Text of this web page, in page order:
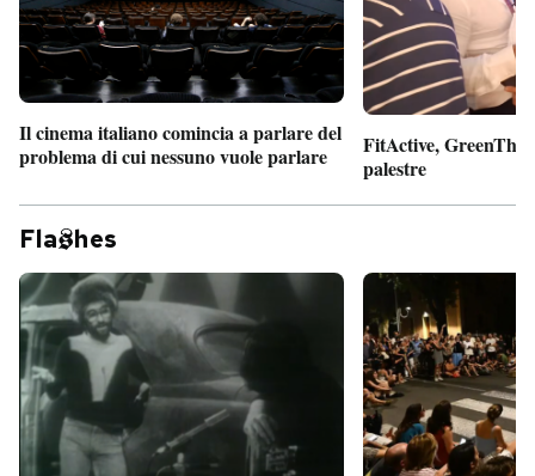
Il cinema italiano comincia a parlare del
problema di cui nessuno vuole parlare
FitActive,
palestre
Fla hes